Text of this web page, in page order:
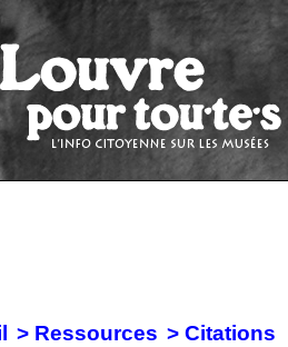
> Ressources > Citations